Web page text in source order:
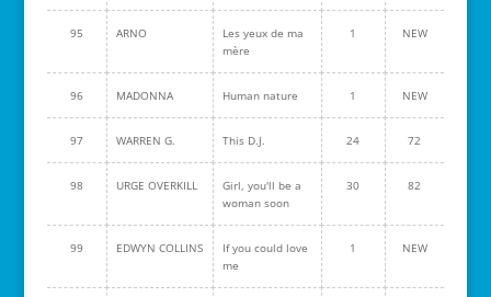
95 ARNO
Les yeux de ma
mère
1 NEW
96 MADONNA Human nature 1 NEW
97 WARREN G. This D.J. 24 72
98 URGE OVERKILL
Girl, you'll be a
woman soon
30 82
99 EDWYN COLLINS
If you could love
me
1 NEW